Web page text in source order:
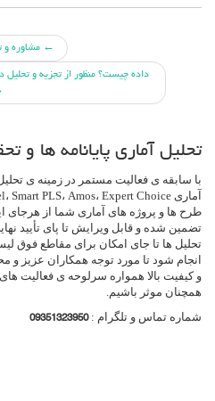
دادن
ها
← مشاوره و
داده چیست؟ منظور از تجزیه و
تحلیل آماری پایانامه ها و
با سابقه ی فعالیت مستمر در زمینه ی
طرح ها و پروژه های آماری شما از هرجای
تضمین شده و قابل ویرایش تا پای تأیید
تحلیل ها تا جای امکان برای مقاطع فوق
انجام شود تا مورد توجه همکاران عزیز و
و کیفیت بالا همواره سرلوحه ی فعالیت
همچنان موثر باشیم.
شماره تماس و تلگرام :09351323950